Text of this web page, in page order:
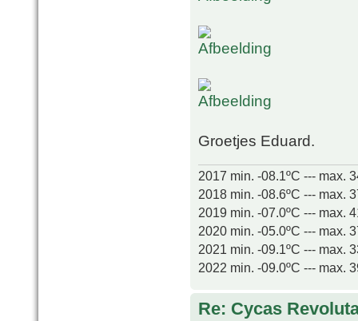
Groetjes Eduard.
2017 min. -08.1ºC --- max.
2018 min. -08.6ºC --- max.
2019 min. -07.0ºC --- max.
2020 min. -05.0ºC --- max.
2021 min. -09.1ºC --- max.
2022 min. -09.0ºC --- max.
Re: Cycas